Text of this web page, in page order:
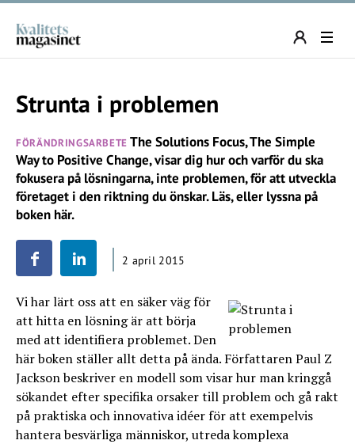
Strunta i problemen
FÖRÄNDRINGSARBETE The Solutions Focus, The Simple
Way to Positive Change, visar dig hur och varför du ska
fokusera på lösningarna, inte problemen, för att utveckla
företaget i den riktning du önskar. Läs, eller lyssna på
boken här.
2 april 2015
Vi har lärt oss att en säker väg för
att hitta en lösning är att börja
med att identifiera problemet. Den
här boken ställer allt detta på ända. Författaren Paul Z
Jackson beskriver en modell som visar hur man kringgå
sökandet efter specifika orsaker till problem och gå rakt
på praktiska och innovativa idéer för att exempelvis
hantera besvärliga människor, utreda komplexa